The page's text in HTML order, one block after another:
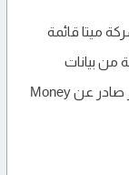
ميتا قائمة
وتشارك 86 في المائة من بيانات
المستخدمين مع أطراف ثالثة، حسبما يشير تقرير صادر عن Money